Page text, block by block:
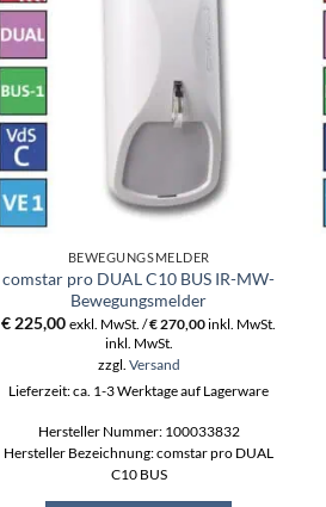
BEWEGUNGSMELDER
comstar pro DUAL C10 BUS IR-MW-
Bewegungsmelder
€ 225,00 exkl. MwSt. /€ 270,00inkl. MwSt.
inkl. MwSt.
zzgl. Versand
Lieferzeit: ca. 1-3 Werktage auf Lagerware
Hersteller Nummer: 100033832
Hersteller Bezeichnung: comstar pro DUAL
C10 BUS